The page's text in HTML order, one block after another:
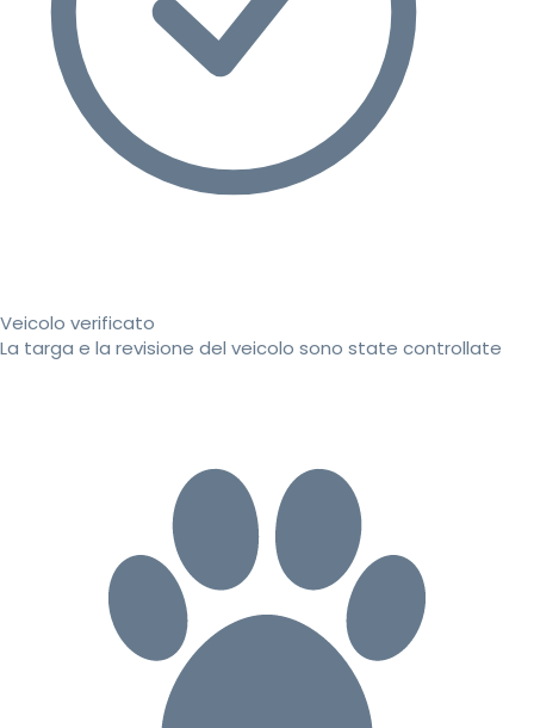
Veicolo verificato
La targa e la revisione del veicolo sono state controllate